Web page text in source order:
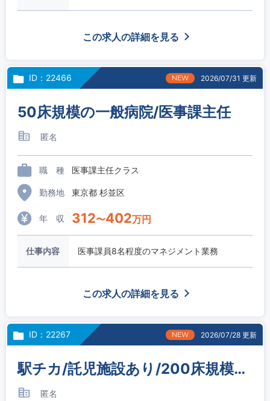
この求人の詳細を見る
ID：22466 NEW 2026/07/31 更新
50床規模の一般病院/医事課主任
匿名
職 種 医事課主任クラス
年 収 312〜402万円
勤務地 東京都 杉並区
仕事内容 医事課員8名程度のマネジメント業務
この求人の詳細を見る
ID：22267 NEW 2026/07/28 更新
駅チカ/託児施設あり/200床規模のケアミックス病院/医事課主任
匿名